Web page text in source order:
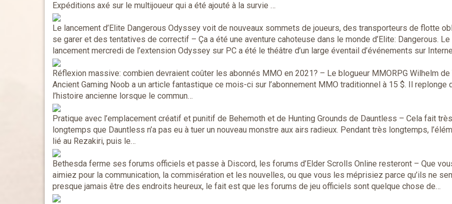
Expéditions axé sur le multijoueur qui a été ajouté à la survie …
Le lancement d’Elite Dangerous Odyssey voit de nouveaux sommets de joueurs, des transporteurs de flotte
se garer et des tentatives de correctif – Ça a été une aventure cahoteuse dans le monde d’Elite: Dangerous. Le
lancement mercredi de l’extension Odyssey sur PC a été le théâtre d’un large éventail d’événements sur
Réflexion massive: combien devraient coûter les abonnés MMO en 2021? – Le blogueur MMORPG Wilhelm de
Ancient Gaming Noob a un article fantastique ce mois-ci sur l’abonnement MMO traditionnel à 15 $. Il replonge
l’histoire ancienne lorsque le commun…
Pratique avec l’emplacement créatif et punitif de Behemoth et de Hunting Grounds de Dauntless – Cela fait très
longtemps que Dauntless n’a pas eu à tuer un nouveau monstre aux airs radieux. Pendant très longtemps,
lié au Rezakiri, puis le…
Bethesda ferme ses forums officiels et passe à Discord, les forums d’Elder Scrolls Online resteront – Que
aimiez pour la communication, la commisération et les nouvelles, ou que vous les méprisiez parce qu’ils ne
presque jamais être des endroits heureux, le fait est que les forums de jeu officiels sont quelque chose de…